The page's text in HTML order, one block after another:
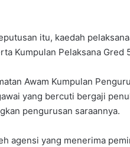
itu, kaedah
Kumpulan Pelaksana Gred
Awam Kumpulan
yang bercuti bergaji
pengurusan saraannya.
agensi yang menerima